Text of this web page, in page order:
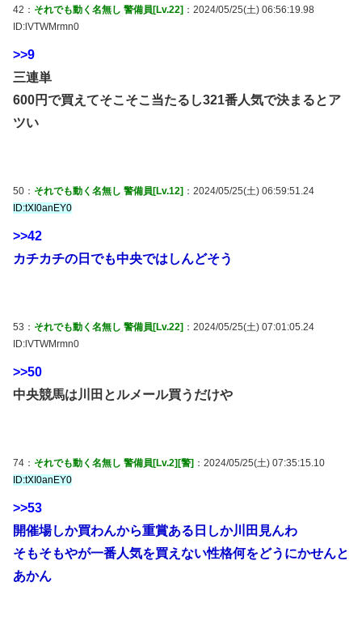
42： それでも動く名無し 警備員[Lv.22] ：2024/05/25(土) 06:56:19.98
ID:lVTWMrmn0
>>9
三連単
600円で買えてそこそこ当たるし321番人気で決まるとア
ツい
50： それでも動く名無し 警備員[Lv.12] ：2024/05/25(土) 06:59:51.24
ID:tXI0anEY0
>>42
カチカチの日でも中央ではしんどそう
53： それでも動く名無し 警備員[Lv.22] ：2024/05/25(土) 07:01:05.24
ID:lVTWMrmn0
>>50
中央競馬は川田とルメール買うだけや
74： それでも動く名無し 警備員[Lv.2][警] ：2024/05/25(土) 07:35:15.10
ID:tXI0anEY0
>>53
開催場しか買わんから重賞ある日しか川田見んわ
そもそもやが一番人気を買えない性格何をどうにかせんと
あかん